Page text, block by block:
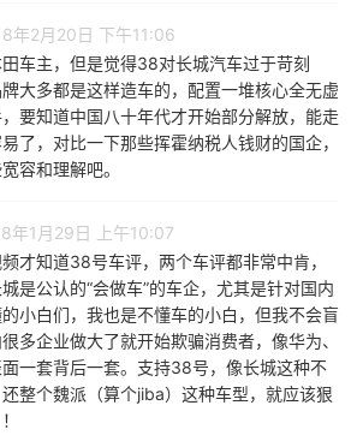
年2月20日 下午11:06
车主，但是觉得38对长城汽车过于苛刻
大多都是这样造车的，配置一堆核心全无虚
要知道中国八十年代才开始部分解放，能走
了，对比一下那些挥霍纳税人钱财的国企，
容和理解吧。
年1月29日 上午10:07
才知道38号车评，两个车评都非常中肯，
是公认的“会做车”的车企，尤其是针对国内
的小白们，我也是不懂车的小白，但我不会盲
多企业做大了就开始欺骗消费者，像华为、
一套背后一套。支持38号，像长城这种不
整个魏派（算个jiba）这种车型，就应该狠